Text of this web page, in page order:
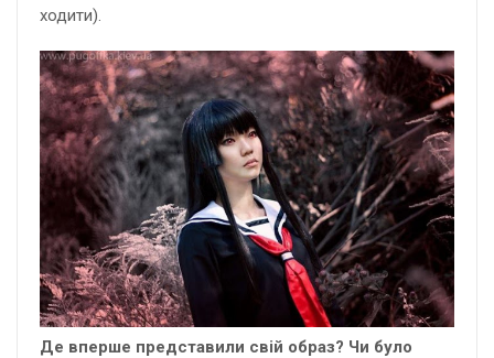
ходити).
Де вперше представили свій образ? Чи було